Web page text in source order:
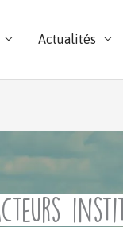
Actualités